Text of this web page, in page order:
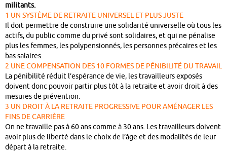
militants.
1 UN SYSTÈME DE RETRAITE UNIVERSEL ET PLUS JUSTE
Il doit permettre de construire une solidarité universelle où tous les
actifs, du public comme du privé sont solidaires, et qui ne pénalise
plus les femmes, les polypensionnés, les personnes précaires et les
bas salaires.
2 UNE COMPENSATION DES 10 FORMES DE PÉNIBILITÉ DU TRAVAIL
La pénibilité réduit l’espérance de vie, les travailleurs exposés
doivent donc pouvoir partir plus tôt à la retraite et avoir droit à des
mesures de prévention.
3 UN DROIT À LA RETRAITE PROGRESSIVE POUR AMÉNAGER LES
FINS DE CARRIÈRE
On ne travaille pas à 60 ans comme à 30 ans. Les travailleurs doivent
avoir plus de liberté dans le choix de l’âge et des modalités de leur
départ à la retraite.